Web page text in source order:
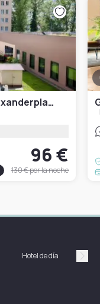
Leonardo Royal Hotel Berlin Alexanderplatz
96 €
130 €por la noche
Hotel de día